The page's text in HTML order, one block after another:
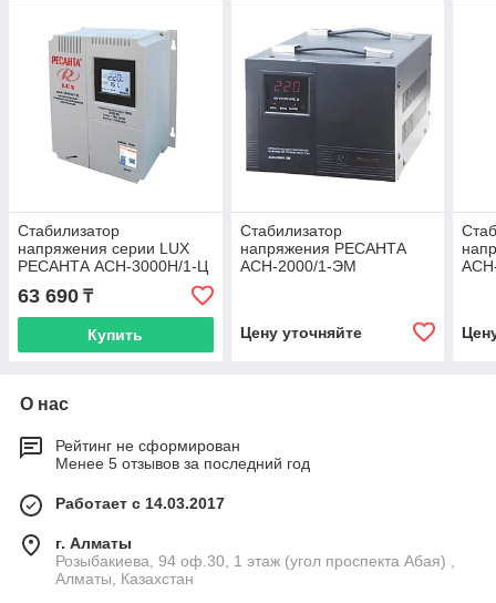
Стабилизатор
напряжения серии LUX
РЕСАНТА АСН-3000Н/1-Ц
63 690 ₸
Купить
Стабилизатор
напряжения РЕСАНТА
АСН-2000/1-ЭМ
Цену уточняйте
О нас
Рейтинг не сформирован
Менее 5 отзывов за последний год
Работает с 14.03.2017
г. Алматы
Розыбакиева, 94 оф.30, 1 этаж (угол проспекта Абая) ,
Алматы, Казахстан